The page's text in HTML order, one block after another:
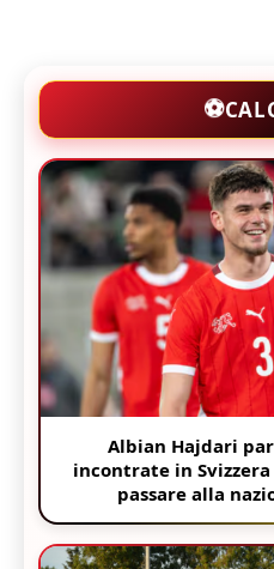
⚽
Albian Hajdari
incontrate in
passare alla